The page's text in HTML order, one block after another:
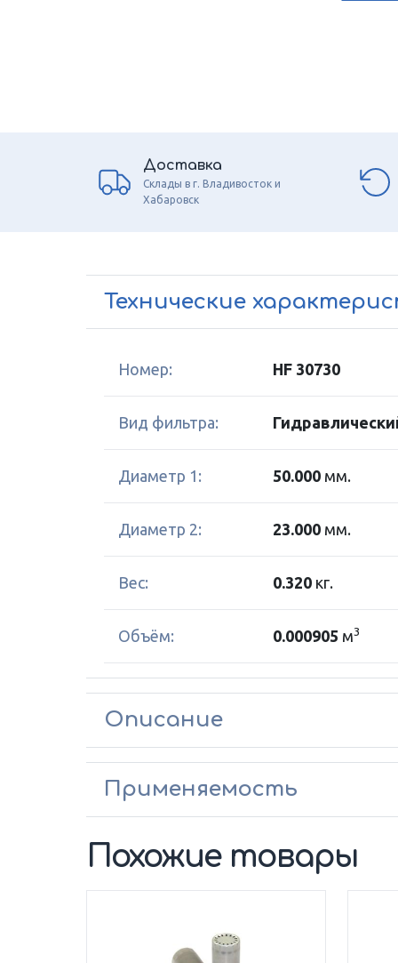
Доставка
Склады в г. Владивосток и
Хабаровск
Технические
Номер: HF 30730
Вид фильтра:
Диаметр 1: 50.000 мм.
Диаметр 2: 23.000 мм.
Вес: 0.320 кг.
Объём: 0.000905 м3
Описание
Применяемость
Похожие товары